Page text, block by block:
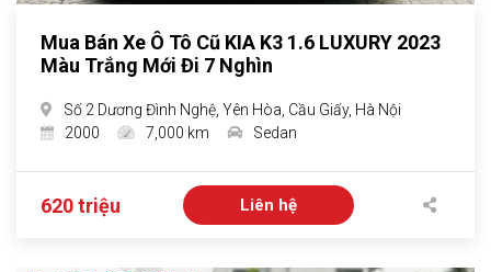
Mua Bán Xe Ô Tô Cũ KIA K3 1.6 LUXURY 2023
Màu Trắng Mới Đi 7 Nghìn
Số 2 Dương Đình Nghệ, Yên Hòa, Cầu Giấy, Hà Nội
2000
7,000 km Sedan
620 triệu Liên hệ